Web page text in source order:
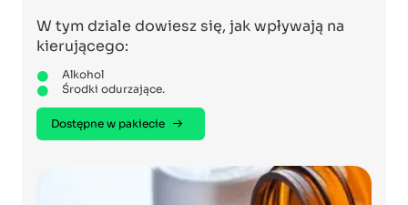
W tym dziale dowiesz się, jak wpływają na
kierującego:
Alkohol
Środki odurzające.
Dostępne w pakiecie